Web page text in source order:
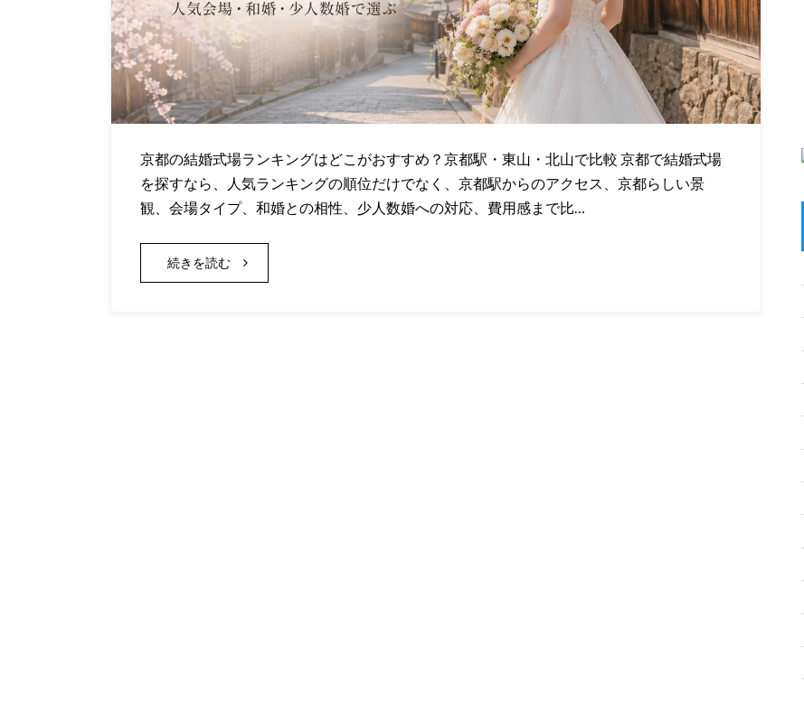
京都の結婚式場ランキングはどこがおすすめ？京都駅・東山・北山で比較 京都で結婚式場
を探すなら、人気ランキングの順位だけでなく、京都駅からのアクセス、京都らしい景
観、会場タイプ、和婚との相性、少人数婚への対応、費用感まで比…
続きを読む